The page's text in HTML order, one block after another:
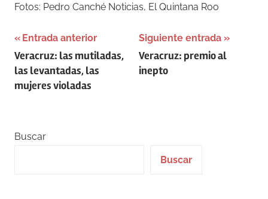
Fotos: Pedro Canché Noticias, El Quintana Roo
Navegación
de
entradas
Entrada anterior
Veracruz: las mutiladas,
las levantadas, las
mujeres violadas
Siguiente entrada
Veracruz: premio al
inepto
Buscar
Buscar